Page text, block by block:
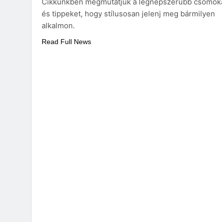
és tippeket, hogy stílusosan jelenj meg bármilyen
alkalmon.
Read Full News